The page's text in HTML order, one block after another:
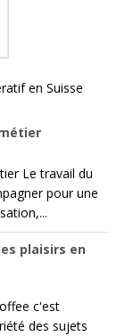
en Suisse
Le travail du
pour une
plaisirs en
c'est
des sujets